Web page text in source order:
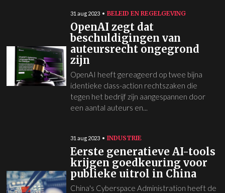
31 aug 2023 BELEID EN REGELGEVING
OpenAI zegt dat
beschuldigingen van
auteursrecht ongegrond
zijn
OpenAI heeft gereageerd op twee bijna
identieke class-action rechtszaken die
tegen het bedrijf zijn aangespannen door
een aantal auteurs en...
31 aug 2023 INDUSTRIE
Eerste generatieve AI-tools
krijgen goedkeuring voor
publieke uitrol in China
China's Cyberspace Administration heeft de